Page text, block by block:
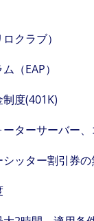
クラブ）
（EAP）
度(401K)
ターサーバー、
ッター割引券